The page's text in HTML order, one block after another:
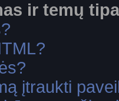
ir temų
įtraukti